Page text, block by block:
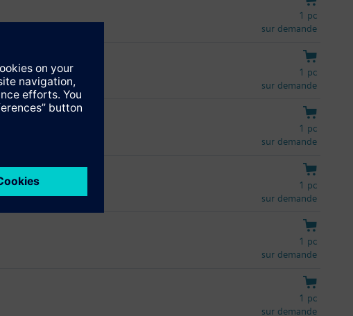
1 pc
sur demande
1 pc
sur demande
1 pc
sur demande
1 pc
sur demande
1 pc
sur demande
1 pc
sur demande